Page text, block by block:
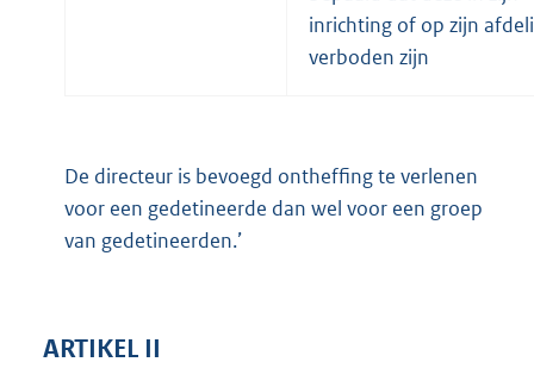
inrichting of op zijn
verboden zijn
De directeur is bevoegd ontheffing te verlenen
voor een gedetineerde dan wel voor een groep
van gedetineerden.’
ARTIKEL II